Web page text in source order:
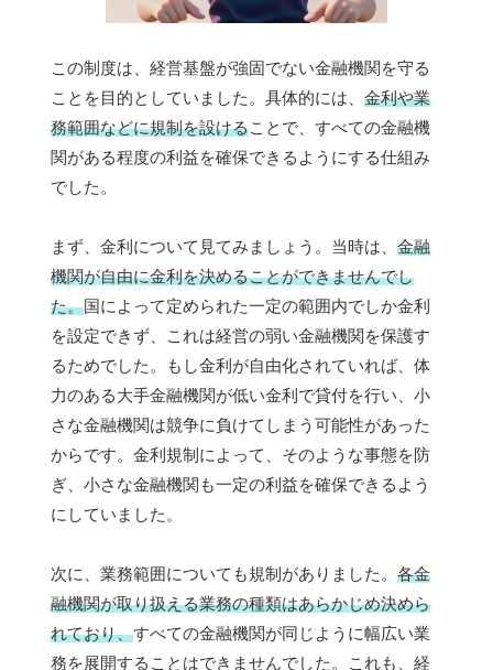
この制度は、経営基盤が強固でない金融機関を守る
ことを目的としていました。具体的には、 金利や業
務範囲などに規制を設けることで、すべての金融機
関がある程度の利益を確保できるようにする仕組み
でした。
まず、金利について見てみましょう。当時は、 金融
機関が自由に金利を決めることができませんでし
た。国によって定められた一定の範囲内でしか金利
を設定できず、これは経営の弱い金融機関を保護す
るためでした。もし金利が自由化されていれば、体
力のある大手金融機関が低い金利で貸付を行い、小
さな金融機関は競争に負けてしまう可能性があった
からです。金利規制によって、そのような事態を防
ぎ、小さな金融機関も一定の利益を確保できるよう
にしていました。
次に、業務範囲についても規制がありました。 各金
融機関が取り扱える業務の種類はあらかじめ決めら
れており、すべての金融機関が同じように幅広い業
務を展開することはできませんでした。これも、経